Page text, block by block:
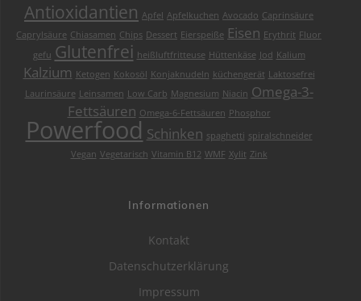
Antioxidantien Apfel Apfelkuchen Avocado Caprinsäure
Caprylsäure Chiasamen Chips Dessert Eierspeiße Eisen Erythrit Fluor
gefu Glutenfrei heißluftfritteuse Hüttenkäse Jod Kalium
Kalzium Ketogen Kokosöl Konjaknudeln küchengerät Laktosefrei
Laurinsäure Leinsamen Low Carb Magnesium Niacin Omega-3-
Fettsäuren Omega-6-Fettsäuren Phosphor
Powerfood Schinken spaghetti spiralschneider
Vegan Vegetarisch Vitamin B12 WMF Xylit Zink
Informationen
Kontakt
Datenschutzerklärung
Impressum